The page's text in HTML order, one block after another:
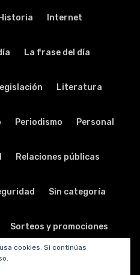
Historia Internet
La frase del día
Literatura
Periodismo Personal
Relaciones públicas
Sin categoría
Sorteos y promociones
cookies. Si continúas